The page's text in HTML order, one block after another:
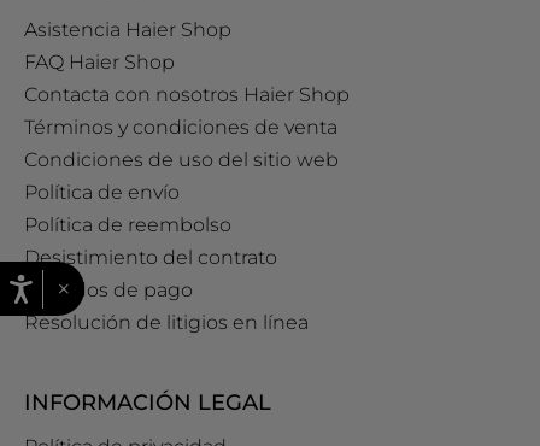
Asistencia Haier Shop
FAQ Haier Shop
Contacta con nosotros Haier Shop
Términos y condiciones de venta
Condiciones de uso del sitio web
Política de envío
Política de reembolso
Desistimiento del contrato
Métodos de pago
Resolución de litigios en línea
INFORMACIÓN LEGAL
×